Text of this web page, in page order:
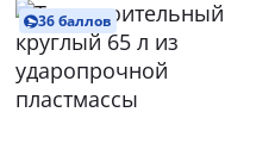
36 баллов